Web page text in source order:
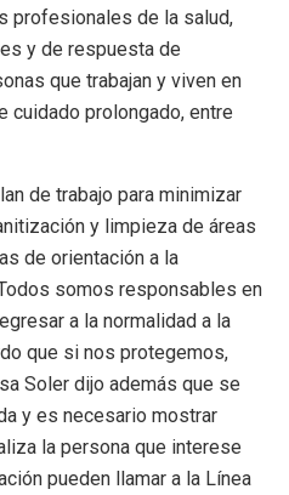
profesionales de la salud,
y de respuesta de
que trabajan y viven en
cuidado prolongado, entre
de trabajo para minimizar
y limpieza de áreas
de orientación a la
somos responsables en
a la normalidad a la
que si nos protegemos,
Soler dijo además que se
y es necesario mostrar
la persona que interese
pueden llamar a la Línea